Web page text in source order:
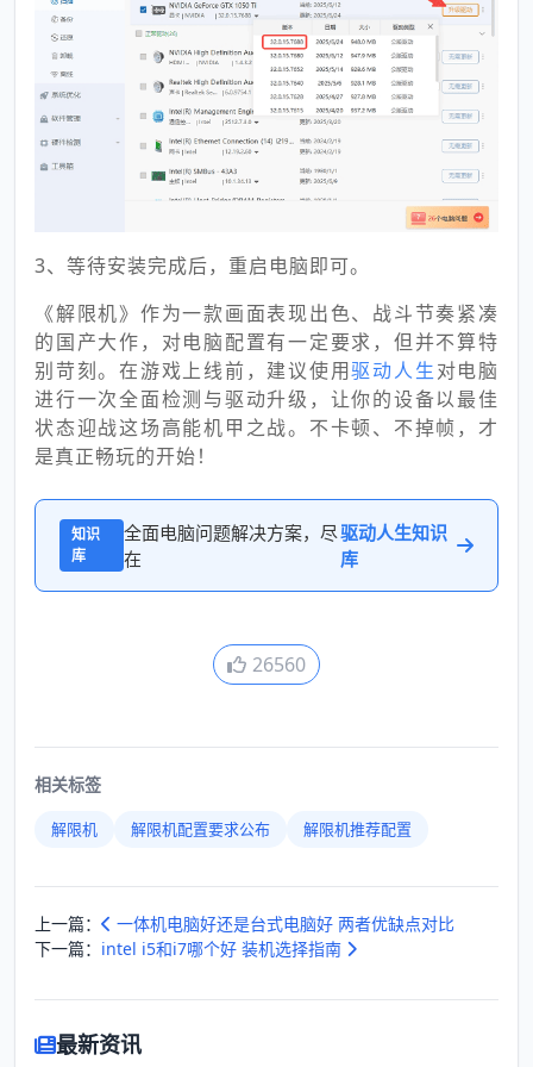
3、等待安装完成后，重启电脑即可。
《解限机》作为一款画面表现出色、战斗节奏紧凑
的国产大作，对电脑配置有一定要求，但并不算特
别苛刻。在游戏上线前，建议使用驱动人生对电脑
进行一次全面检测与驱动升级，让你的设备以最佳
状态迎战这场高能机甲之战。不卡顿、不掉帧，才
是真正畅玩的开始！
知识
库
全面电脑问题解决方案，尽
在
驱动人生知识
库
26560
相关标签
解限机 解限机配置要求公布 解限机推荐配置
上一篇：
一体机电脑好还是台式电脑好 两者优缺点对比
下一篇： intel i5和i7哪个好 装机选择指南
最新资讯